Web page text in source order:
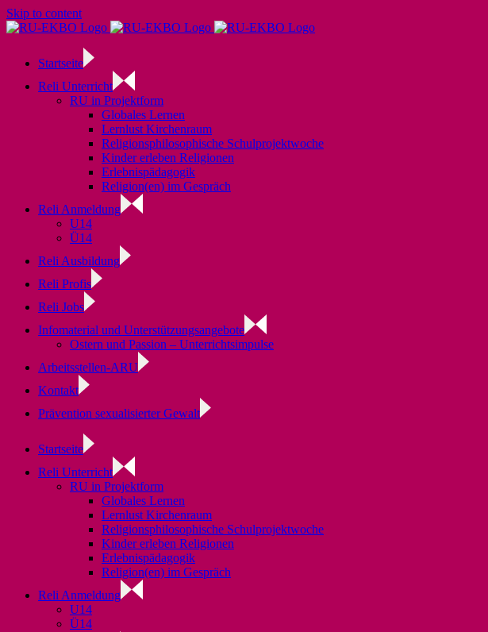
Skip to content
Startseite
Reli Unterricht
RU in Projektform
Globales Lernen
Lernlust Kirchenraum
Religionsphilosophische Schulprojektwoche
Kinder erleben Religionen
Erlebnispädagogik
Religion(en) im Gespräch
Reli Anmeldung
U14
Ü14
Reli Ausbildung
Reli Profis
Reli Jobs
Infomaterial und Unterstützungsangebote
Ostern und Passion – Unterrichtsimpulse
Arbeitsstellen-ARU
Kontakt
Prävention sexualisierter Gewalt
Startseite
Reli Unterricht
RU in Projektform
Globales Lernen
Lernlust Kirchenraum
Religionsphilosophische Schulprojektwoche
Kinder erleben Religionen
Erlebnispädagogik
Religion(en) im Gespräch
Reli Anmeldung
U14
Ü14